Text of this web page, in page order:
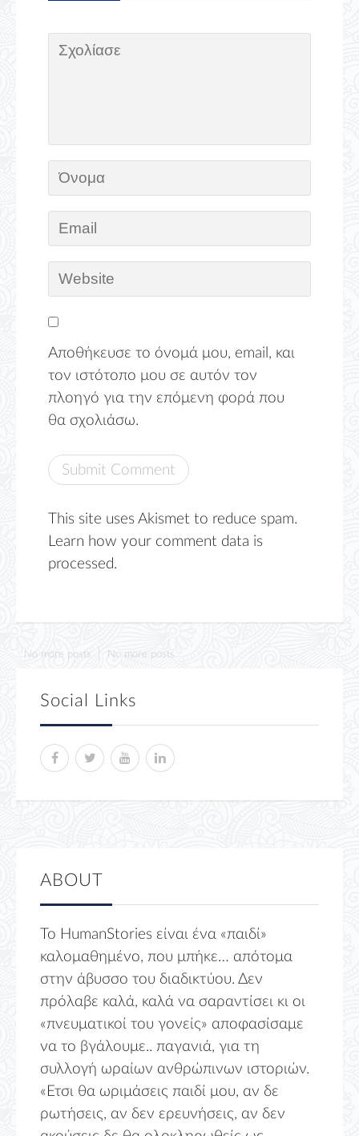
Αποθήκευσε το όνομά μου, email, και
τον ιστότοπο μου σε αυτόν τον
πλοηγό για την επόμενη φορά που
θα σχολιάσω.
This site uses Akismet to reduce spam.
Learn how your comment data is
processed.
No more posts No more posts
Social Links
ABOUT
Το HumanStories είναι ένα «παιδί»
καλομαθημένο, που μπήκε… απότομα
στην άβυσσο του διαδικτύου. Δεν
πρόλαβε καλά, καλά να σαραντίσει κι οι
«πνευματικοί του γονείς» αποφασίσαμε
να το βγάλουμε.. παγανιά, για τη
συλλογή ωραίων ανθρώπινων ιστοριών.
«Ετσι θα ωριμάσεις παιδί μου, αν δε
ρωτήσεις, αν δεν ερευνήσεις, αν δεν